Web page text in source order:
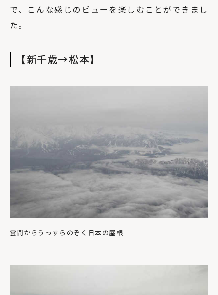
で、こんな感じのビューを楽しむことができまし
た。
【新千歳→松本】
雲間からうっすらのぞく日本の屋根